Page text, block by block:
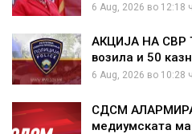
6 Aug, 2026 во 12:18
АКЦИЈА НА СВР
возила и 50
6 Aug, 2026 во 10:28
СДСМ
медиумската